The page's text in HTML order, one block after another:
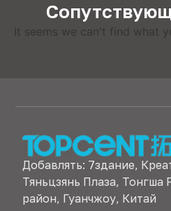
It seems we can't find what
Добавлять: 7здание,
Тяньцзянь Плаза,
район, Гуанчжоу, Китай